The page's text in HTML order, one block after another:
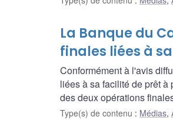
La Banque du
finales liées à
Conformément à l'avis
liées à sa facilité de prêt
des deux opérations
Type(s) de contenu : Médias,